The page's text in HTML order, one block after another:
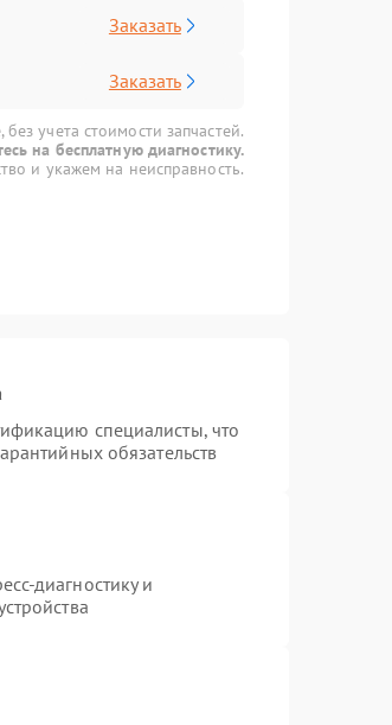
Заказать
Заказать
учета стоимости запчастей.
на бесплатную диагностику.
и укажем на неисправность.
специалисты, что
обязательств
диагностику и